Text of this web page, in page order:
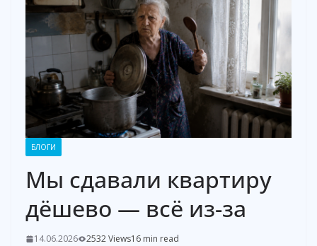
БЛОГИ
Мы сдавали квартиру
дёшево — всё из-за
14.06.2026 2532 Views16 min read